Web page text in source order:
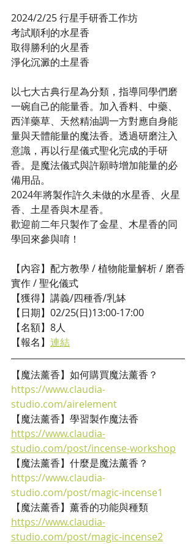
2024/2/25 行星手研香工作坊
考試順利的水星香
取得勝利的火星香
淨化沉澱的土星香
以七大古典行星為分類，指導同學們磨
一碗自己的能量香。加入香料、中藥、
西洋藥草、天然精油調一方對應自身能
量與天體能量的魔法香。透過研磨注入
意識，再以行星儀式聖化完成的手研
香。是魔法儀式與許願時增加能量的必
備用品。
2024年將製作許久未做的水星香、火星
香、土星香與木星香。
歡迎前二年只製作了金星、木星香的同
學回來參與唷！
【內容】配方教學 / 植物能量解析 / 磨香
實作 / 聖化儀式
【獲得】講義/四種香/乳缽
【日期】02/25(日)13:00-17:00
【名額】8人
【報名】 連結
【魔法薰香】如何購買魔法薰香？
https://www.claudia-
studio.com/airelement
【魔法薰香】學習製作魔法香
https://www.claudia-
studio.com/post/incense-workshop
【魔法薰香】什麼是魔法薰香？
https://www.claudia-
studio.com/post/magic-incense1
【魔法薰香】薰香的功能與種類
https://www.claudia-
studio.com/post/magic-incense2